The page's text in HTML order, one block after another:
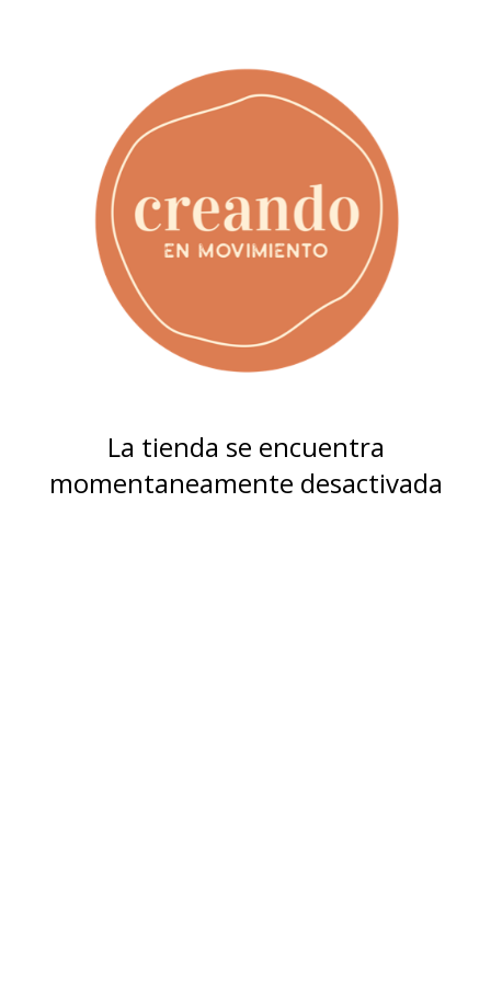
La tienda se encuentra
momentaneamente desactivada